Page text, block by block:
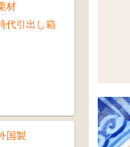
材
代引出し箱
国製